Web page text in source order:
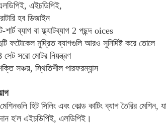
এইচডিপিই,
হব ডিজাইন
শার্ট ব্যাগ বা ফ্ল্যাটব্যাগ 2 পছন্দ oices
ফটোকেল মুদ্রিত ব্যাগগুলি আরও সুনির্দিষ্ট করে তোলে
সরো মোটর নিয়ন্ত্রণ
সঞ্চয়, স্থিতিশীল পারফরম্যান্স
হিট সিলিং এবং কোল্ড কাটিং ব্যাগ তৈরির
হ'ল এইচডিপিই, এলডিপিই।